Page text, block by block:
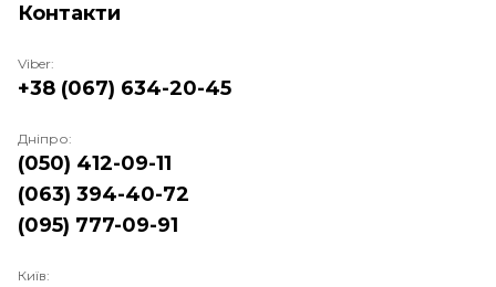
Контакти
Viber:
+38 (067) 634-20-45
Дніпро:
(050) 412-09-11
(063) 394-40-72
(095) 777-09-91
Київ: